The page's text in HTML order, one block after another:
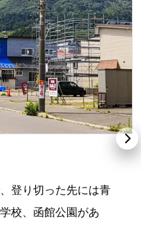
登り切った先には青
校、函館公園があ